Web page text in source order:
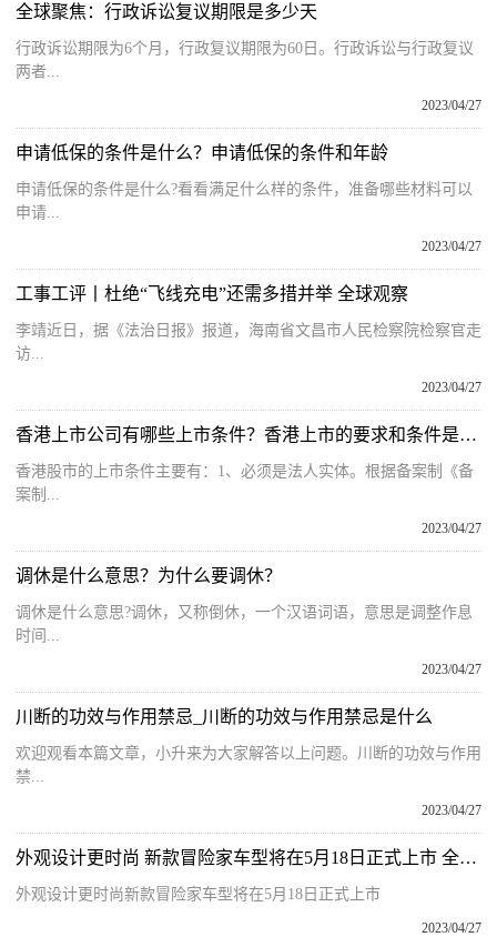
全球聚焦：行政诉讼复议期限是多少天
行政诉讼期限为6个月，行政复议期限为60日。行政诉讼与行政复议
两者...
2023/04/27
申请低保的条件是什么？申请低保的条件和年龄
申请低保的条件是什么?看看满足什么样的条件，准备哪些材料可以
申请...
2023/04/27
工事工评丨杜绝“飞线充电”还需多措并举 全球观察
李靖近日，据《法治日报》报道，海南省文昌市人民检察院检察官走
访...
2023/04/27
香港上市公司有哪些上市条件？香港上市的要求和条件是什么？
香港股市的上市条件主要有：1、必须是法人实体。根据备案制《备
案制...
2023/04/27
调休是什么意思？为什么要调休？
调休是什么意思?调休，又称倒休，一个汉语词语，意思是调整作息
时间...
2023/04/27
川断的功效与作用禁忌_川断的功效与作用禁忌是什么
欢迎观看本篇文章，小升来为大家解答以上问题。川断的功效与作用
禁...
2023/04/27
外观设计更时尚 新款冒险家车型将在5月18日正式上市 全球快消息
外观设计更时尚新款冒险家车型将在5月18日正式上市
2023/04/27